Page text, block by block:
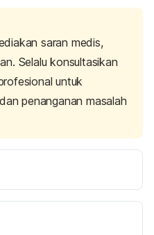
saran medis,
Selalu konsultasikan
untuk
penanganan masalah
Retrieved 10
2/drug-